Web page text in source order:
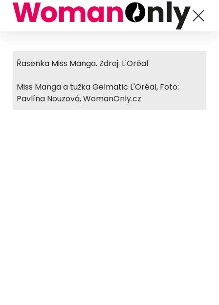
Řasenka Miss Manga. Zdroj: L'Oréal
Miss Manga a tužka Gelmatic L'Oréal, Foto:
Pavlína Nouzová, WomanOnly.cz